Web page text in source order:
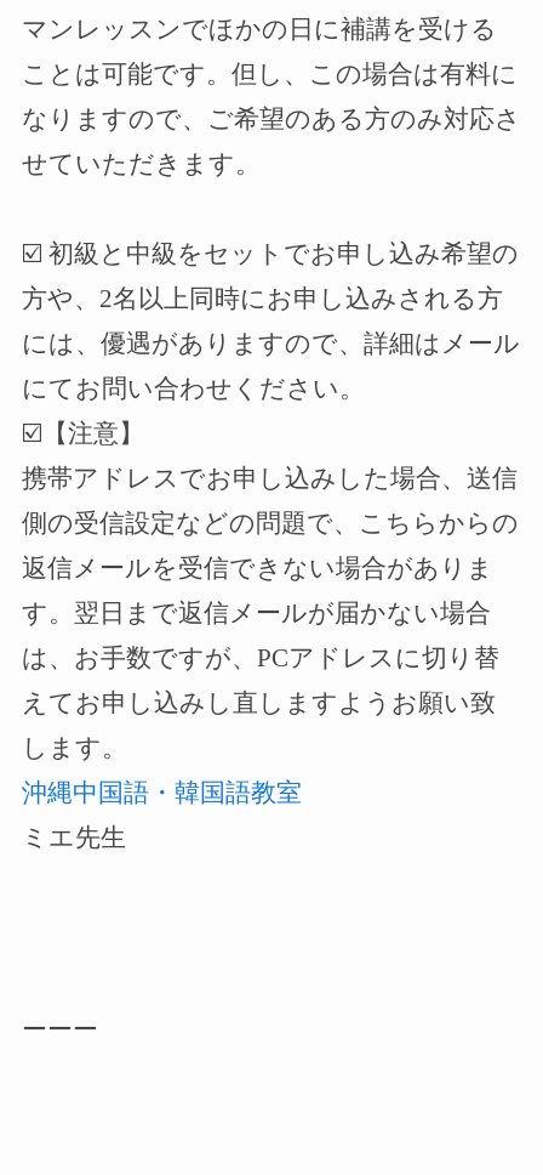
マンレッスンでほかの日に補講を受ける
ことは可能です。但し、この場合は有料に
なりますので、ご希望のある方のみ対応さ
せていただきます。
☑️ 初級と中級をセットでお申し込み希望の
方や、 2名以上同時にお申し込みされる方
には、優遇がありますので、詳細はメール
にてお問い合わせください。
☑️ 【注意】
携帯アドレスでお申し込みした場合、送信
側の受信設定などの問題で、こちらからの
返信メールを受信できない場合がありま
す。翌日まで返信メールが届かない場合
は、お手数ですが、 PCアドレスに切り替
えてお申し込みし直しますようお願い致
します。
沖縄中国語・韓国語教室
ミエ先生
ーーー